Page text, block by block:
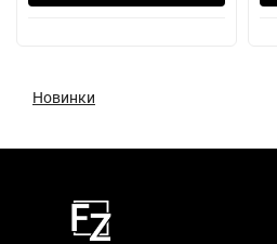
Новинки